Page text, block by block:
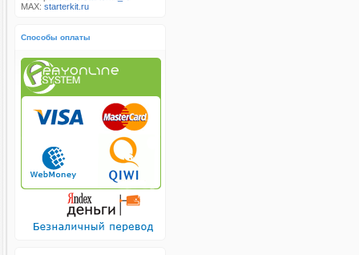
MAX: starterkit.ru
Способы оплаты